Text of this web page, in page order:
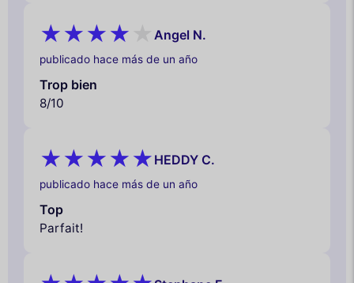
Angel N.
publicado hace más de un año
Trop bien
8/10
HEDDY C.
publicado hace más de un año
Top
Parfait!